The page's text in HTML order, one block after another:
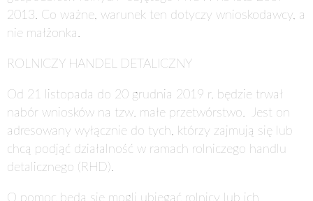
2013. Co ważne, warunek ten dotyczy wnioskodawcy, a
nie małżonka.
ROLNICZY HANDEL DETALICZNY
Od 21 listopada do 20 grudnia 2019 r. będzie trwał
nabór wniosków na tzw. małe przetwórstwo. Jest on
adresowany wyłącznie do tych, którzy zajmują się lub
chcą podjąć działalność w ramach rolniczego handlu
detalicznego (RHD).
O pomoc będą się mogli ubiegać rolnicy lub ich